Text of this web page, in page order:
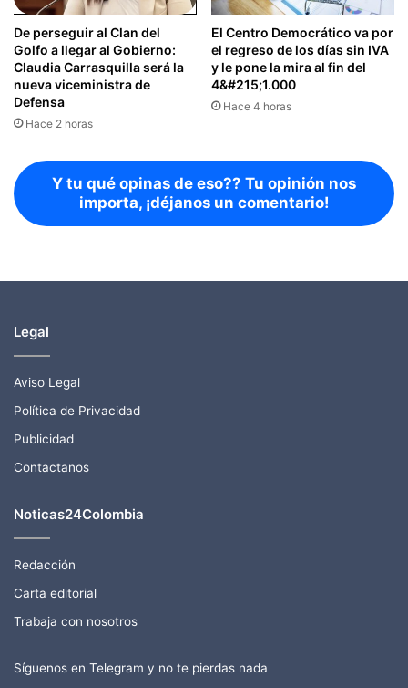
De perseguir al Clan del
Golfo a llegar al Gobierno:
Claudia Carrasquilla será la
nueva viceministra de
Defensa
Hace 2 horas
El Centro Democrático va por
el regreso de los días sin IVA
y le pone la mira al fin del
4&#215;1.000
Hace 4 horas
Y tu qué opinas de eso?? Tu opinión nos
importa, ¡déjanos un comentario!
Legal
Aviso Legal
Política de Privacidad
Publicidad
Contactanos
Noticas24Colombia
Redacción
Carta editorial
Trabaja con nosotros
Síguenos en Telegram y no te pierdas nada